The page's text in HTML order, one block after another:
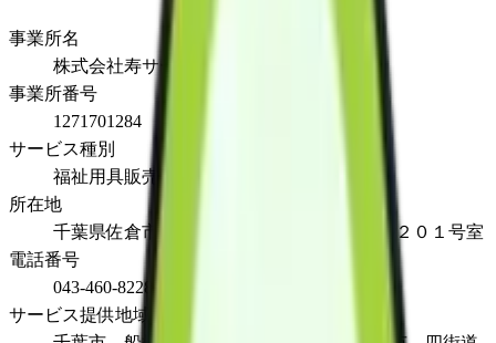
事業所名
株式会社寿サービス
事業所番号
1271701284
サービス種別
福祉用具販売
所在地
千葉県佐倉市上志津1781-21スペース１ビル２０１号室
電話番号
043-460-8228
サービス提供地域